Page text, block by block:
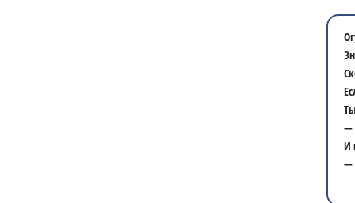
—
И
—